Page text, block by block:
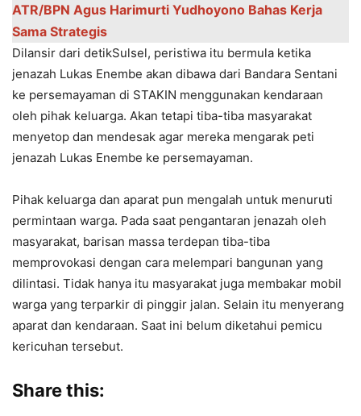
ATR/BPN Agus Harimurti Yudhoyono Bahas Kerja
Sama Strategis
Dilansir dari detikSulsel, peristiwa itu bermula ketika
jenazah Lukas Enembe akan dibawa dari Bandara Sentani
ke persemayaman di STAKIN menggunakan kendaraan
oleh pihak keluarga. Akan tetapi tiba-tiba masyarakat
menyetop dan mendesak agar mereka mengarak peti
jenazah Lukas Enembe ke persemayaman.
Pihak keluarga dan aparat pun mengalah untuk menuruti
permintaan warga. Pada saat pengantaran jenazah oleh
masyarakat, barisan massa terdepan tiba-tiba
memprovokasi dengan cara melempari bangunan yang
dilintasi. Tidak hanya itu masyarakat juga membakar mobil
warga yang terparkir di pinggir jalan. Selain itu menyerang
aparat dan kendaraan. Saat ini belum diketahui pemicu
kericuhan tersebut.
Share this: